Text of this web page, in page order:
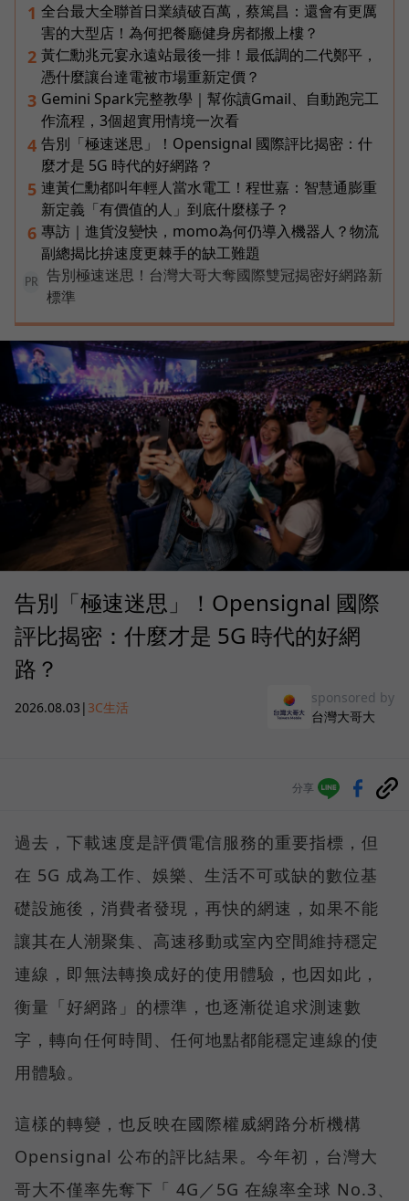
1 全台最大全聯首日業績破百萬，蔡篤昌：還會有更厲
害的大型店！為何把餐廳健身房都搬上樓？
2 黃仁勳兆元宴永遠站最後一排！最低調的二代鄭平，
憑什麼讓台達電被市場重新定價？
3 Gemini Spark完整教學｜幫你讀Gmail、自動跑完工
作流程，3個超實用情境一次看
4 告別「極速迷思」！Opensignal 國際評比揭密：什
麼才是 5G 時代的好網路？
5 連黃仁勳都叫年輕人當水電工！程世嘉：智慧通膨重
新定義「有價值的人」到底什麼樣子？
6 專訪｜進貨沒變快，momo為何仍導入機器人？物流
副總揭比拚速度更棘手的缺工難題
PR
告別極速迷思！台灣大哥大奪國際雙冠揭密好網路新
標準
告別「極速迷思」！Opensignal 國際
評比揭密：什麼才是 5G 時代的好網
路？
2026.08.03 | 3C生活
sponsored by
台灣大哥大
分享
過去，下載速度是評價電信服務的重要指標，但
在 5G 成為工作、娛樂、生活不可或缺的數位基
礎設施後，消費者發現，再快的網速，如果不能
讓其在人潮聚集、高速移動或室內空間維持穩定
連線，即無法轉換成好的使用體驗，也因如此，
衡量「好網路」的標準，也逐漸從追求測速數
字，轉向任何時間、任何地點都能穩定連線的使
用體驗。
這樣的轉變，也反映在國際權威網路分析機構
Opensignal 公布的評比結果。今年初，台灣大
哥大不僅率先奪下「 4G／5G 在線率全球 No.3、